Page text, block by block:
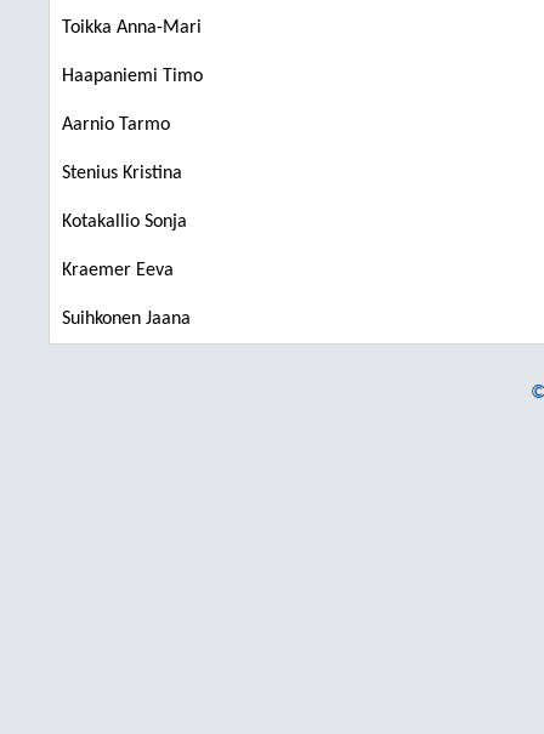
Toikka Anna-Mari
Haapaniemi Timo
Aarnio Tarmo
Stenius Kristina
Kotakallio Sonja
Kraemer Eeva
Suihkonen Jaana